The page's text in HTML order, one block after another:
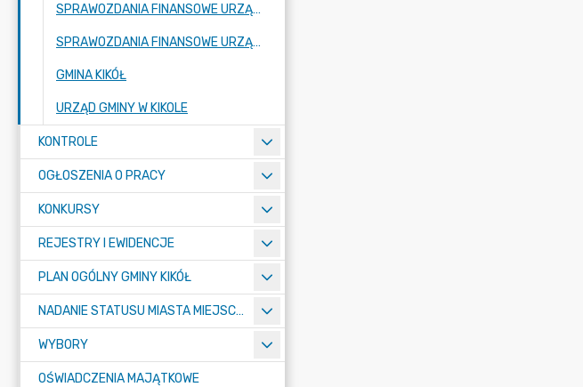
SPRAWOZDANIA FINANSOWE URZĄD GMINY W KIKOLE 2023
SPRAWOZDANIA FINANSOWE URZĄD GMINY W KIKOLE 2022
GMINA KIKÓŁ
URZĄD GMINY W KIKOLE
KONTROLE
OGŁOSZENIA O PRACY
KONKURSY
REJESTRY I EWIDENCJE
PLAN OGÓLNY GMINY KIKÓŁ
NADANIE STATUSU MIASTA MIEJSCOWOŚCI KIKÓŁ
WYBORY
OŚWIADCZENIA MAJĄTKOWE